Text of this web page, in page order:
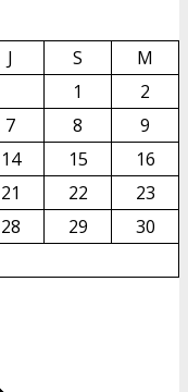
J S
M
1
2
7 8
9
14 15
16
21 22
23
28 29
30